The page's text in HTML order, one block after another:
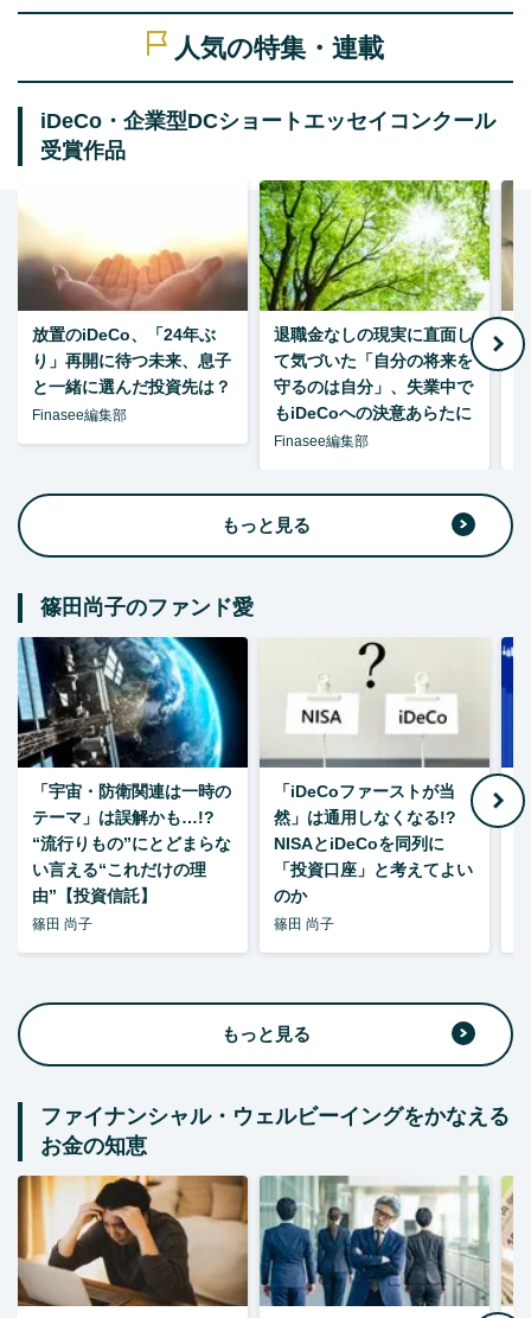
人気の特集・連載
iDeCo・企業型DCショートエッセイコンクール
受賞作品
放置のiDeCo、「24年ぶ
り」再開に待つ未来、息子
と一緒に選んだ投資先は？
Finasee編集部
退職金なしの現実に直面し
て気づいた「自分の将来を
守るのは自分」、失業中で
もiDeCoへの決意あらたに
Finasee編集部
もっと見る
篠田尚子のファンド愛
「宇宙・防衛関連は一時の
テーマ」は誤解かも…!?
“流行りもの”にとどまらな
い言える“これだけの理
由”【投資信託】
篠田 尚子
「iDeCoファーストが当
然」は通用しなくなる!?
NISAとiDeCoを同列に
「投資口座」と考えてよい
のか
篠田 尚子
もっと見る
ファイナンシャル・ウェルビーイングをかなえる
お金の知恵